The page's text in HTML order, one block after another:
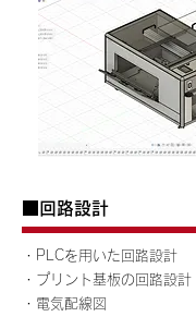
■回路設計
・PLCを用いた回路設計
・プリント基板の回路設計
​・電気配線図